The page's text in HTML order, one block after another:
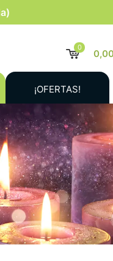
0
¡OFERTAS!